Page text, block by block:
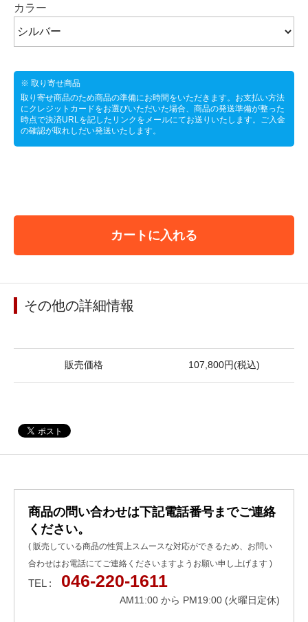
カラー
※ 取り寄せ商品
取り寄せ商品のため商品の準備にお時間をいただきます。お支払い方法
にクレジットカードをお選びいただいた場合、商品の発送準備が整った
時点で決済URLを記したリンクをメールにてお送りいたします。ご入金
の確認が取れしだい発送いたします。
カートに入れる
その他の詳細情報
販売価格 107,800円(税込)
商品の問い合わせは下記電話番号までご連絡
ください。
( 販売している商品の性質上スムースな対応ができるため、お問い
合わせはお電話にてご連絡くださいますようお願い申し上げます )
TEL : 046-220-1611
AM11:00 から PM19:00 (火曜日定休)